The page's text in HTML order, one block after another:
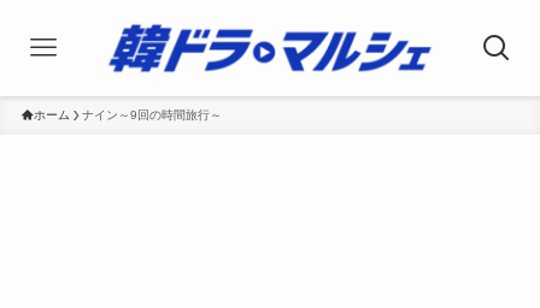
ホーム ナイン～9回の時間旅行～